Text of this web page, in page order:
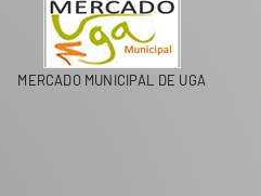
MERCADO MUNICIPAL DE UGA